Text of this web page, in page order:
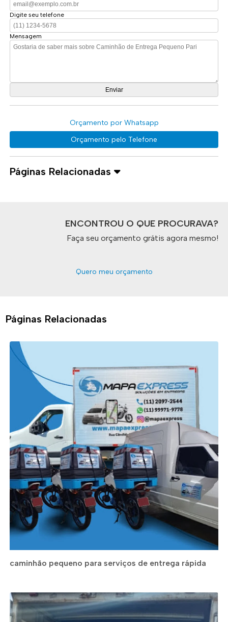
Digite seu telefone
Mensagem
Orçamento por Whatsapp
Orçamento pelo Telefone
Páginas Relacionadas
ENCONTROU O QUE PROCURAVA?
Faça seu orçamento grátis agora mesmo!
Quero meu orçamento
Páginas Relacionadas
caminhão pequeno para serviços de entrega rápida